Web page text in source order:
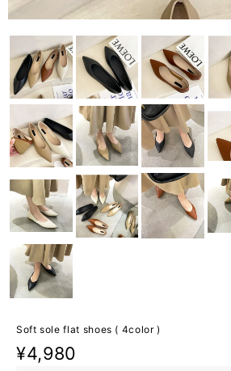
Soft sole flat shoes ( 4color )
¥4,980